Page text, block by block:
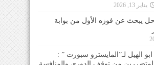
يناير 13, 2026
يبحث عن فوزه الأول من بوابة
الهيل لـ”المايسترو سبورت ” :